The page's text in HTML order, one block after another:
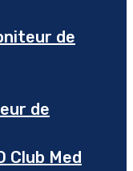
de
de
Club Med